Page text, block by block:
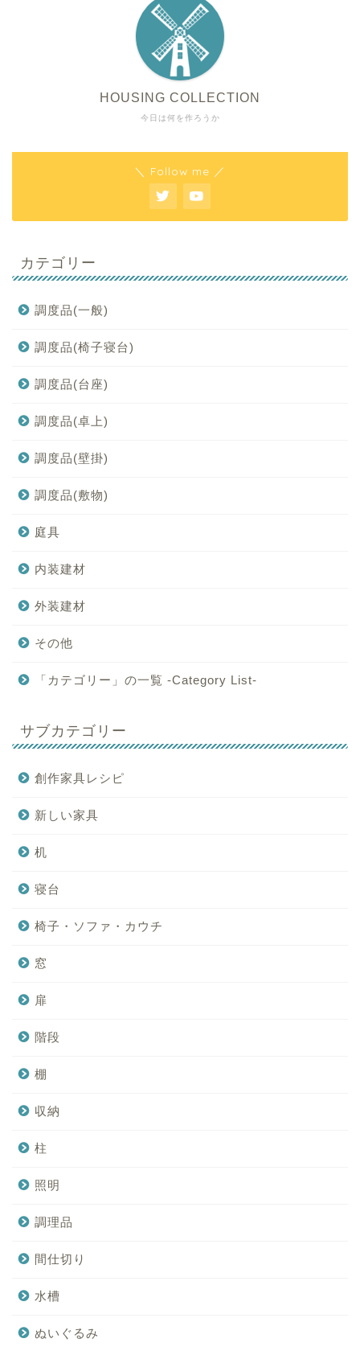
今日は何を作ろうか
HOUSING COLLECTION
＼ Follow me ／
カテゴリー
調度品(一般)
調度品(椅子寝台)
調度品(台座)
調度品(卓上)
調度品(壁掛)
調度品(敷物)
庭具
内装建材
外装建材
その他
「カテゴリー」の一覧 -Category List-
サブカテゴリー
創作家具レシピ
新しい家具
机
寝台
椅子・ソファ・カウチ
窓
扉
階段
棚
収納
柱
照明
調理品
間仕切り
水槽
ぬいぐるみ